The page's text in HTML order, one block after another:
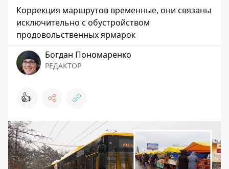
Коррекция маршрутов временные, они связаны
исключительно с обустройством
продовольственных ярмарок
Богдан Пономаренко
РЕДАКТОР
👍